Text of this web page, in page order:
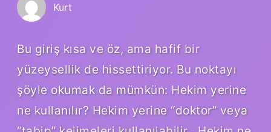
Kurt
Bu giriş kısa ve öz, ama hafif bir
yüzeysellik de hissettiriyor. Bu noktayı
şöyle okumak da mümkün: Hekim yerine
ne kullanılır? Hekim yerine “doktor” veya